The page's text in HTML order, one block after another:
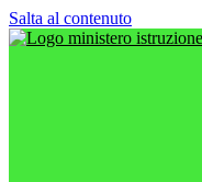
Salta al contenuto